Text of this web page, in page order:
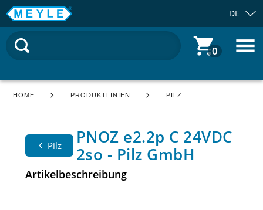
DE
0
HOME PRODUKTLINIEN PILZ
Pilz
PNOZ e2.2p C 24VDC
2so - Pilz GmbH
Artikelbeschreibung